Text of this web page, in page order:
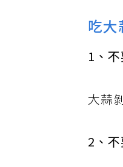
吃大
1、
大蒜
2、